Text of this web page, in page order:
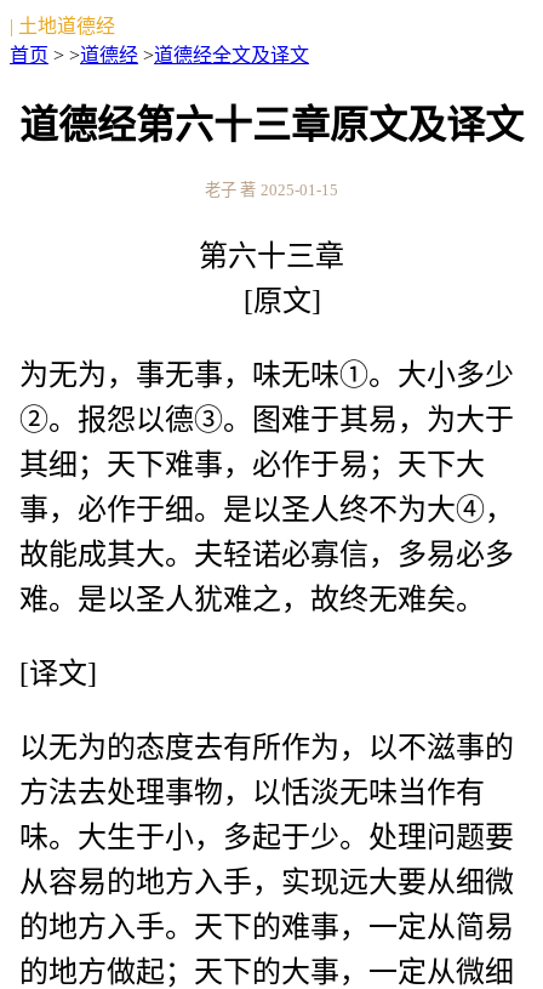
| 土地道德经
首页 > >道德经 >道德经全文及译文
道德经第六十三章原文及译文
老子 著 2025-01-15
第六十三章
[原文]
为无为，事无事，味无味①。大小多少
②。报怨以德③。图难于其易，为大于
其细；天下难事，必作于易；天下大
事，必作于细。是以圣人终不为大④，
故能成其大。夫轻诺必寡信，多易必多
难。是以圣人犹难之，故终无难矣。
[译文]
以无为的态度去有所作为，以不滋事的
方法去处理事物，以恬淡无味当作有
味。大生于小，多起于少。处理问题要
从容易的地方入手，实现远大要从细微
的地方入手。天下的难事，一定从简易
的地方做起；天下的大事，一定从微细